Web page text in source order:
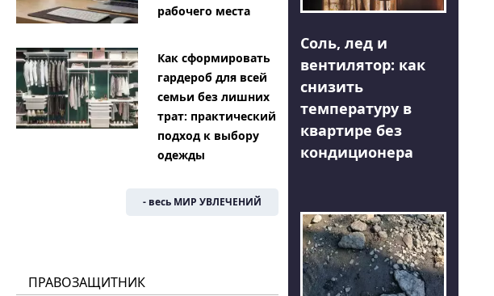
рабочего места
Как сформировать
гардероб для всей
семьи без лишних
трат: практический
подход к выбору
одежды
- весь МИР УВЛЕЧЕНИЙ
ПРАВОЗАЩИТНИК
Соль, лед и
вентилятор: как
снизить
температуру в
квартире без
кондиционера